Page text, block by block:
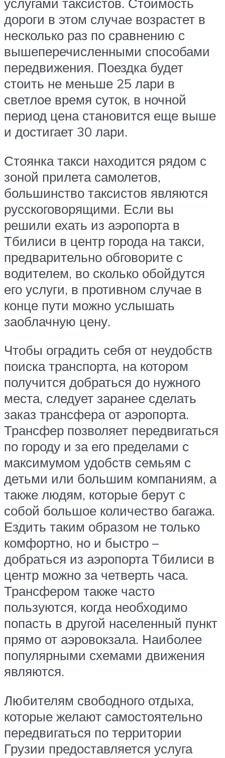
дороги в этом случае возрастет в
несколько раз по сравнению с
вышеперечисленными способами
передвижения. Поездка будет
стоить не меньше 25 лари в
светлое время суток, в ночной
период цена становится еще выше
и достигает 30 лари.
Стоянка такси находится рядом с
зоной прилета самолетов,
большинство таксистов являются
русскоговорящими. Если вы
решили ехать из аэропорта в
Тбилиси в центр города на такси,
предварительно обговорите с
водителем, во сколько обойдутся
его услуги, в противном случае в
конце пути можно услышать
заоблачную цену.
Чтобы оградить себя от неудобств
поиска транспорта, на котором
получится добраться до нужного
места, следует заранее сделать
заказ трансфера от аэропорта.
Трансфер позволяет передвигаться
по городу и за его пределами с
максимумом удобств семьям с
детьми или большим компаниям, а
также людям, которые берут с
собой большое количество багажа.
Ездить таким образом не только
комфортно, но и быстро –
добраться из аэропорта Тбилиси в
центр можно за четверть часа.
Трансфером также часто
пользуются, когда необходимо
попасть в другой населенный пункт
прямо от аэровокзала. Наиболее
популярными схемами движения
являются.
Любителям свободного отдыха,
которые желают самостоятельно
передвигаться по территории
Грузии предоставляется услуга